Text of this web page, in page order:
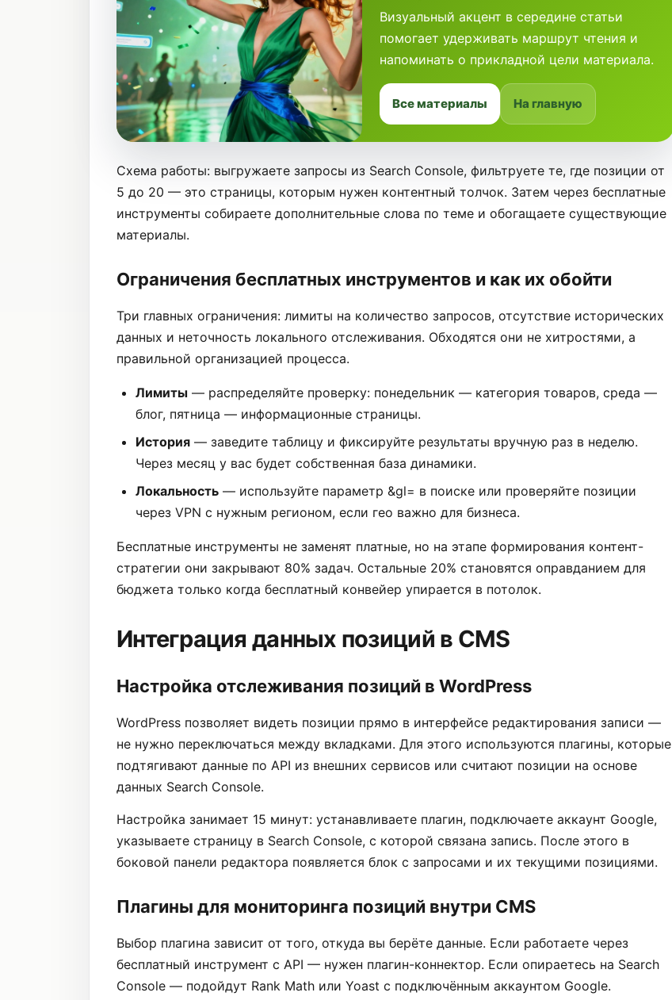
Визуальный акцент в середине статьи
помогает удерживать маршрут чтения и
напоминать о прикладной цели материала.
Все материалы На главную
Схема работы: выгружаете запросы из Search Console, фильтруете те, где позиции от
5 до 20 — это страницы, которым нужен контентный толчок. Затем через бесплатные
инструменты собираете дополнительные слова по теме и обогащаете существующие
материалы.
Ограничения бесплатных инструментов и как их обойти
Три главных ограничения: лимиты на количество запросов, отсутствие исторических
данных и неточность локального отслеживания. Обходятся они не хитростями, а
правильной организацией процесса.
Лимиты — распределяйте проверку: понедельник — категория товаров, среда —
блог, пятница — информационные страницы.
История — заведите таблицу и фиксируйте результаты вручную раз в неделю.
Через месяц у вас будет собственная база динамики.
Локальность — используйте параметр &gl= в поиске или проверяйте позиции
через VPN с нужным регионом, если гео важно для бизнеса.
Бесплатные инструменты не заменят платные, но на этапе формирования контент-
стратегии они закрывают 80% задач. Остальные 20% становятся оправданием для
бюджета только когда бесплатный конвейер упирается в потолок.
Интеграция данных позиций в CMS
Настройка отслеживания позиций в WordPress
WordPress позволяет видеть позиции прямо в интерфейсе редактирования записи —
не нужно переключаться между вкладками. Для этого используются плагины, которые
подтягивают данные по API из внешних сервисов или считают позиции на основе
данных Search Console.
Настройка занимает 15 минут: устанавливаете плагин, подключаете аккаунт Google,
указываете страницу в Search Console, с которой связана запись. После этого в
боковой панели редактора появляется блок с запросами и их текущими позициями.
Плагины для мониторинга позиций внутри CMS
Выбор плагина зависит от того, откуда вы берёте данные. Если работаете через
бесплатный инструмент с API — нужен плагин-коннектор. Если опираетесь на Search
Console — подойдут Rank Math или Yoast с подключённым аккаунтом Google.